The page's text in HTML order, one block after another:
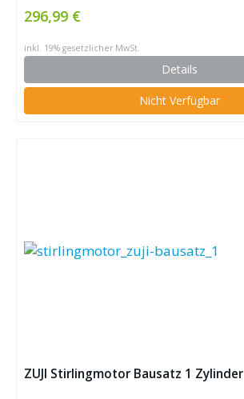
296,99 €
inkl. 19% gesetzlicher MwSt.
Details
Nicht Verfügbar
ZUJI Stirlingmotor Bausatz 1 Zylinder